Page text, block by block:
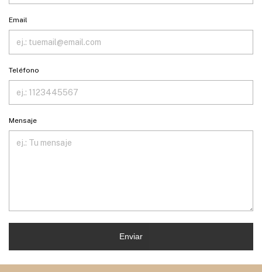
Email
Teléfono
Mensaje
Enviar